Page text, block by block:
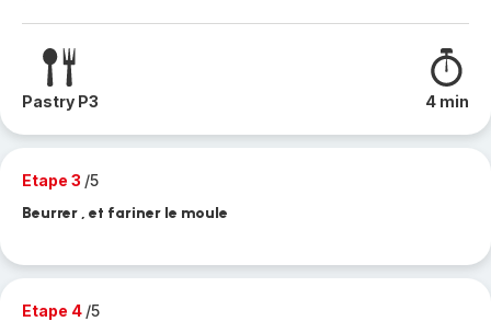
Pastry P3 4 min
Etape 3 /5
Beurrer , et fariner le moule
Etape 4 /5